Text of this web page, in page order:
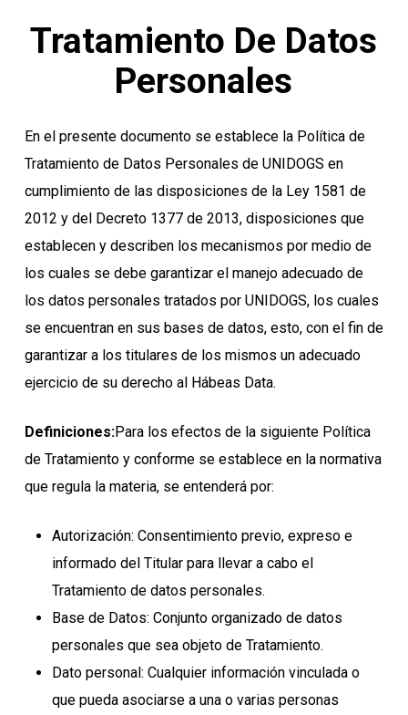
Tratamiento De Datos
Personales
En el presente documento se establece la Política de
Tratamiento de Datos Personales de UNIDOGS en
cumplimiento de las disposiciones de la Ley 1581 de
2012 y del Decreto 1377 de 2013, disposiciones que
establecen y describen los mecanismos por medio de
los cuales se debe garantizar el manejo adecuado de
los datos personales tratados por UNIDOGS, los cuales
se encuentran en sus bases de datos, esto, con el fin de
garantizar a los titulares de los mismos un adecuado
ejercicio de su derecho al Hábeas Data.
Definiciones:Para los efectos de la siguiente Política
de Tratamiento y conforme se establece en la normativa
que regula la materia, se entenderá por:
Autorización: Consentimiento previo, expreso e
informado del Titular para llevar a cabo el
Tratamiento de datos personales.
Base de Datos: Conjunto organizado de datos
personales que sea objeto de Tratamiento.
Dato personal: Cualquier información vinculada o
que pueda asociarse a una o varias personas